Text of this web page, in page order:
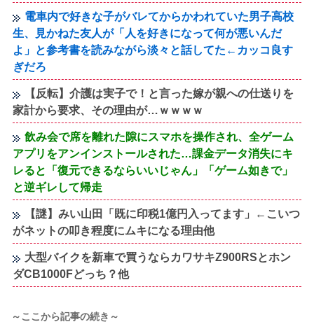
電車内で好きな子がバレてからかわれていた男子高校
生、見かねた友人が「人を好きになって何が悪いんだ
よ」と参考書を読みながら淡々と話してた←カッコ良す
ぎだろ
【反転】介護は実子で！と言った嫁が親への仕送りを
家計から要求、その理由が…ｗｗｗｗ
飲み会で席を離れた隙にスマホを操作され、全ゲーム
アプリをアンインストールされた…課金データ消失にキ
レると「復元できるならいいじゃん」「ゲーム如きで」
と逆ギレして帰走
【謎】みい山田「既に印税1億円入ってます」←こいつ
がネットの叩き程度にムキになる理由他
大型バイクを新車で買うならカワサキZ900RSとホン
ダCB1000Fどっち？他
～ここから記事の続き～